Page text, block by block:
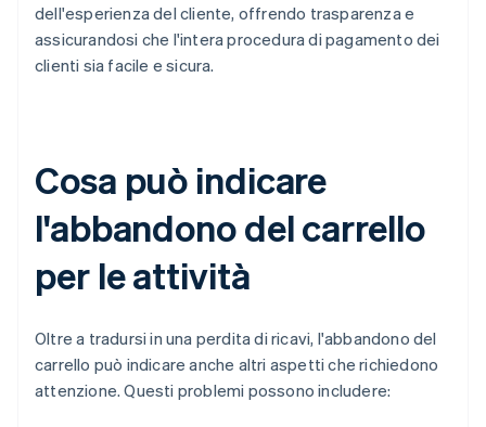
dell'esperienza del cliente, offrendo trasparenza e
assicurandosi che l'intera procedura di pagamento dei
clienti sia facile e sicura.
Cosa può indicare
l'abbandono del carrello
per le attività
Oltre a tradursi in una perdita di ricavi, l'abbandono del
carrello può indicare anche altri aspetti che richiedono
attenzione. Questi problemi possono includere: